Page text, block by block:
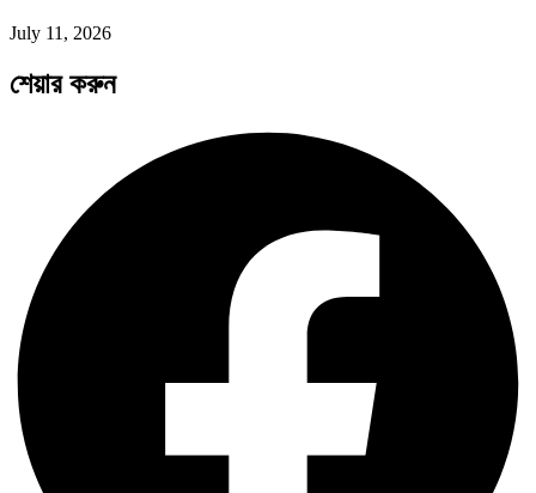
প্রথাগত মেধা, স্ট্র্যাটেজিক গভর্নেন্স ও…
পদ্মা সেতু ও রেল সংযোগ…
বৈশ্বিক অর্থব্যবস্থা, আইএমএফ-বিশ্বব্যাংক, ইসলামী
ব্যাংকিং…
অর্থ পাচারের মহাকাব্য: ১০০ ডলারের…
July 11, 2026
শেয়ার করুন